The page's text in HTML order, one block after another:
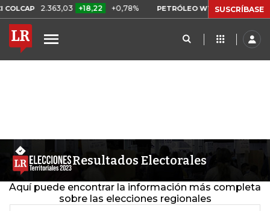
2.363,03 +18,22 +0,78% PETRÓLEO WTI US$ 75,09 -
SUSCRÍBASE
Resultados Electorales
Aquí puede encontrar la información más completa
sobre las elecciones regionales